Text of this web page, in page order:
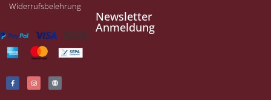
Newsletter
Anmeldung
Widerrufsbelehrung